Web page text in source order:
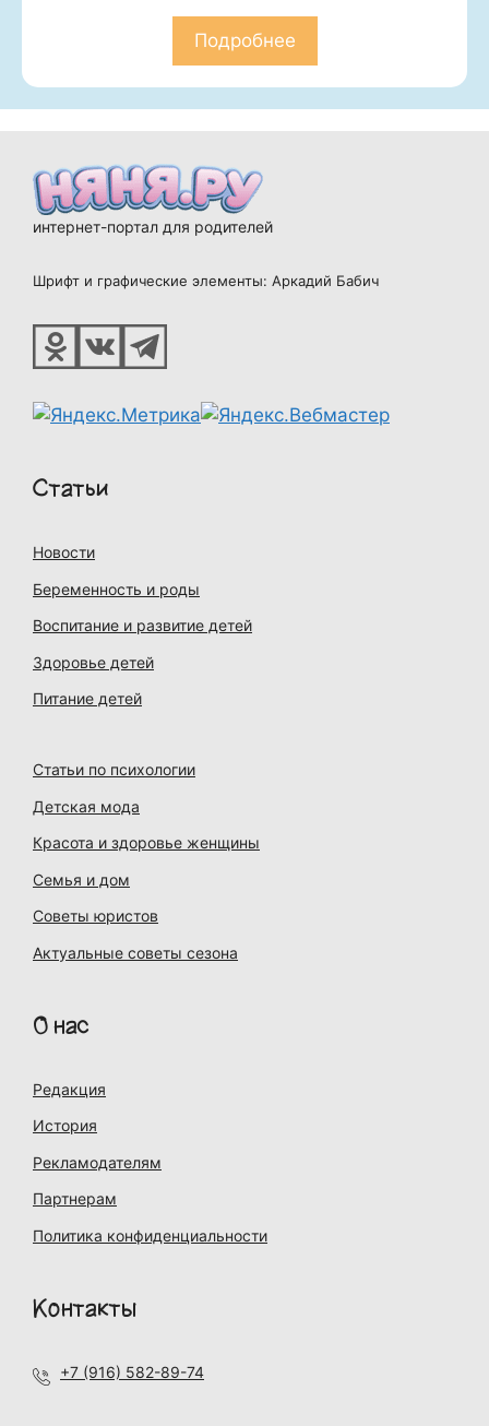
Подробнее
интернет-портал для родителей
Шрифт и графические элементы: Аркадий Бабич
Статьи
Новости
Беременность и роды
Воспитание и развитие детей
Здоровье детей
Питание детей
Статьи по психологии
Детская мода
Красота и здоровье женщины
Семья и дом
Советы юристов
Актуальные советы сезона
О нас
Редакция
История
Рекламодателям
Партнерам
Политика конфиденциальности
Контакты
+7 (916) 582-89-74